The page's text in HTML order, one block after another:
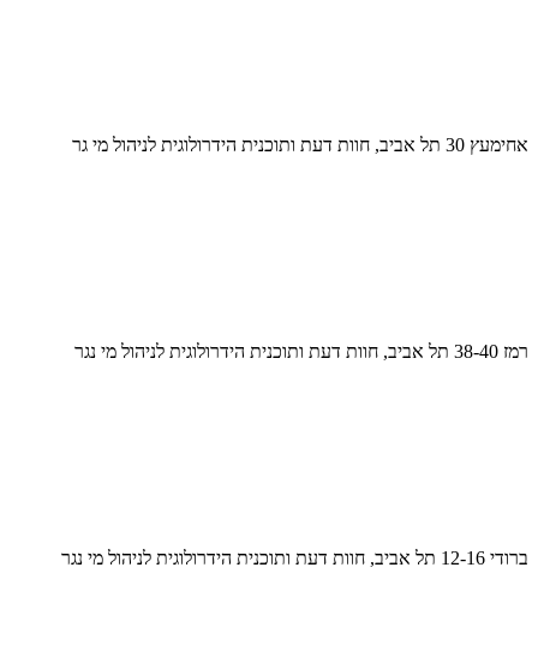
אחימעץ 30 תל אביב, חוות דעת ותוכנית הידרולוגית לניהול מי גר
רמז 38-40 תל אביב, חוות דעת ותוכנית הידרולוגית לניהול מי נגר
ברודי 12-16 תל אביב, חוות דעת ותוכנית הידרולוגית לניהול מי נגר